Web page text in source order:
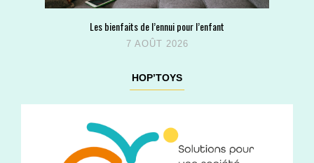
Les bienfaits de l’ennui pour l’enfant
7 AOÛT 2026
HOP’TOYS